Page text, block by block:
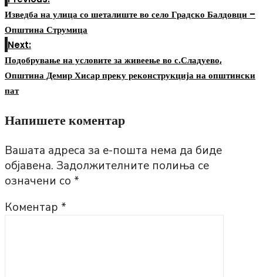
Изведба на улица со шеталиште во село Градско Балдовци –
Општина Струмица
Next:
Подобрување на условите за живеење во с.Сладуево,
Општина Демир Хисар преку реконструкција на општински
пат
Напишете коментар
Вашата адреса за е-пошта нема да биде
објавена. Задолжителните полиња се
означени со *
Коментар *